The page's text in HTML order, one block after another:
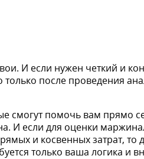
И если нужен четкий и
после проведения
смогут помочь вам прямо
И если для оценки
и косвенных затрат, то
только ваша логика и